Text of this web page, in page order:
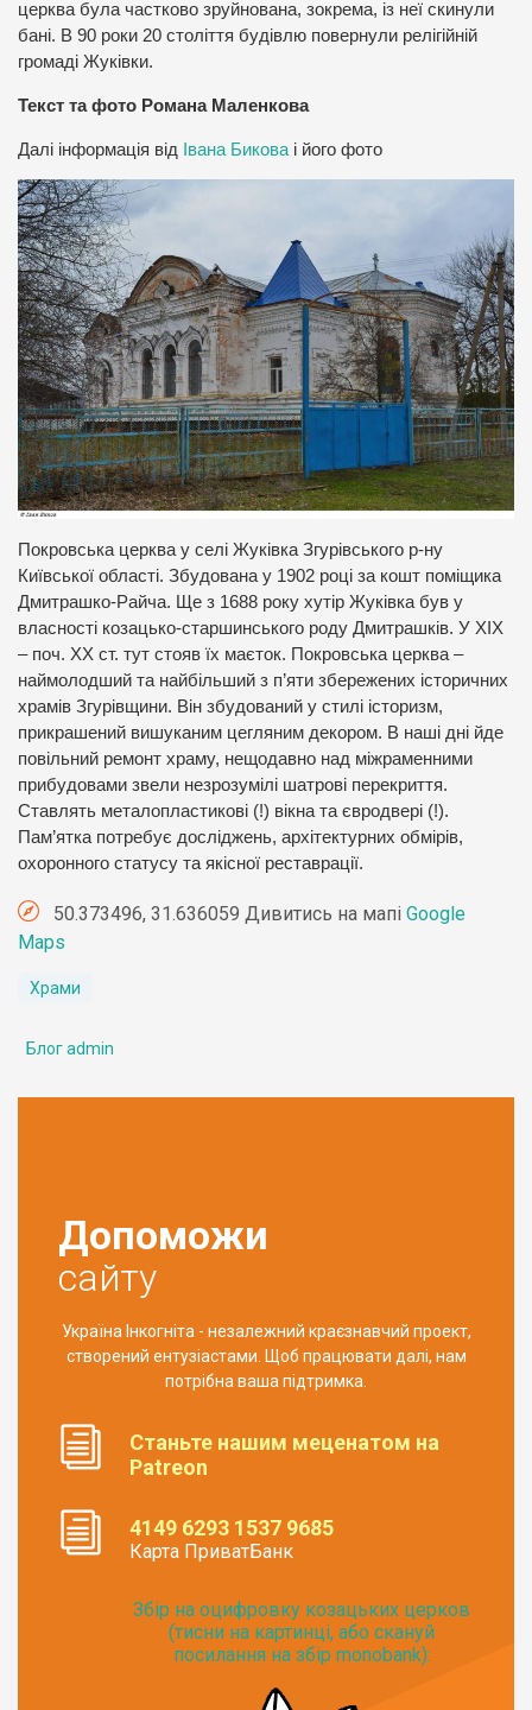
церква була частково зруйнована, зокрема, із неї скинули
бані. В 90 роки 20 століття будівлю повернули релігійній
громаді Жуківки.
Текст та фото Романа Маленкова
Далі інформація від Івана Бикова і його фото
Покровська церква у селі Жуківка Згурівського р-ну
Київської області. Збудована у 1902 році за кошт поміщика
Дмитрашко-Райча. Ще з 1688 року хутір Жуківка був у
власності козацько-старшинського роду Дмитрашків. У XIX
– поч. XX ст. тут стояв їх маєток. Покровська церква –
наймолодший та найбільший з п’яти збережених історичних
храмів Згурівщини. Він збудований у стилі історизм,
прикрашений вишуканим цегляним декором. В наші дні йде
повільний ремонт храму, нещодавно над міжраменними
прибудовами звели незрозумілі шатрові перекриття.
Ставлять металопластикові (!) вікна та євродвері (!).
Пам’ятка потребує досліджень, архітектурних обмірів,
охоронного статусу та якісної реставрації.
50.373496, 31.636059 Дивитись на мапі Google
Maps
Храми
Блог admin
Допоможи
сайту
Україна Інкогніта - незалежний краєзнавчий проект,
створений ентузіастами. Щоб працювати далі, нам
потрібна ваша підтримка.
Станьте нашим меценатом на
Patreon
4149 6293 1537 9685
Карта ПриватБанк
Збір на оцифровку козацьких церков
(тисни на картинці, або скануй
посилання на збір monobank):